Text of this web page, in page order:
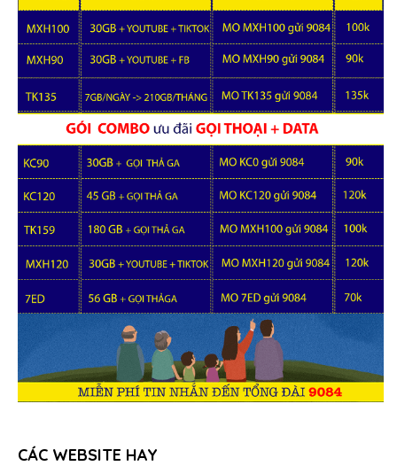
CÁC WEBSITE HAY